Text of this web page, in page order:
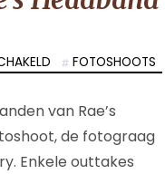
VOOR
ASHLEY
RAE’S
HEADBAND
CO.
FOTOSHOOTS
van Rae’s
de fotograag
Enkele outtakes